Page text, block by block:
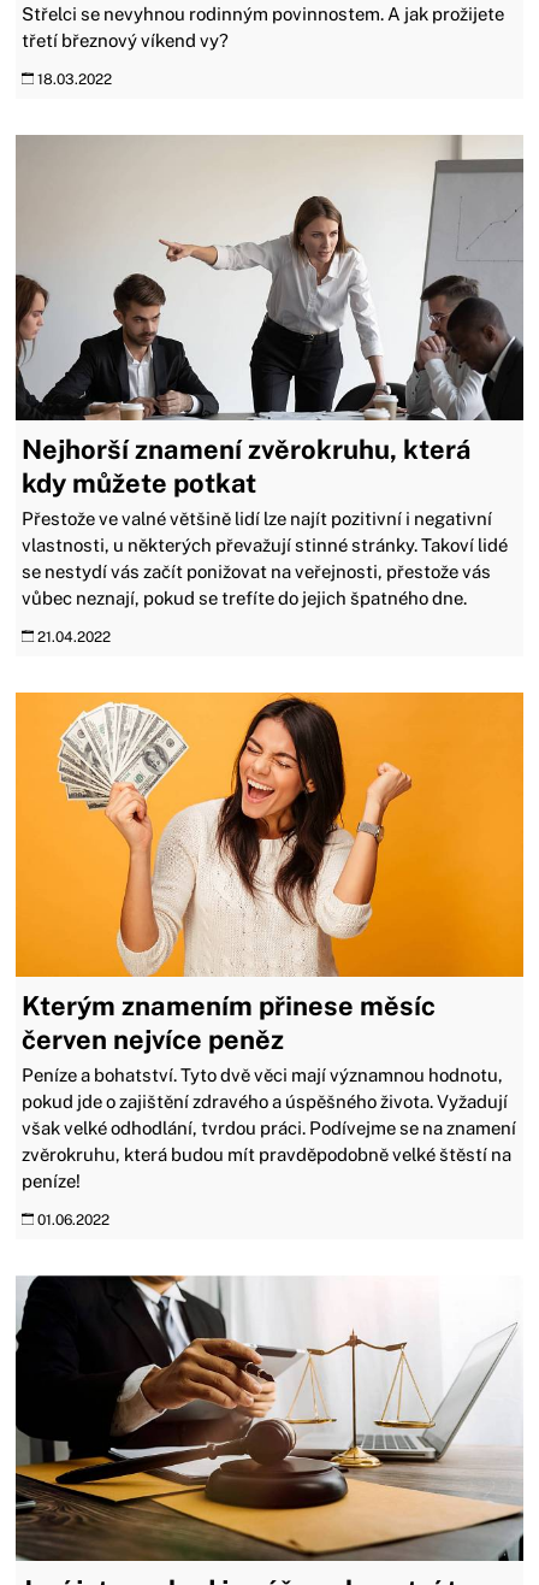
Střelci se nevyhnou rodinným povinnostem. A jak prožijete
třetí březnový víkend vy?
18.03.2022
Nejhorší znamení zvěrokruhu, která
kdy můžete potkat
Přestože ve valné většině lidí lze najít pozitivní i negativní
vlastnosti, u některých převažují stinné stránky. Takoví lidé
se nestydí vás začít ponižovat na veřejnosti, přestože vás
vůbec neznají, pokud se trefíte do jejich špatného dne.
21.04.2022
Kterým znamením přinese měsíc
červen nejvíce peněz
Peníze a bohatství. Tyto dvě věci mají významnou hodnotu,
pokud jde o zajištění zdravého a úspěšného života. Vyžadují
však velké odhodlání, tvrdou práci. Podívejme se na znamení
zvěrokruhu, která budou mít pravděpodobně velké štěstí na
peníze!
01.06.2022